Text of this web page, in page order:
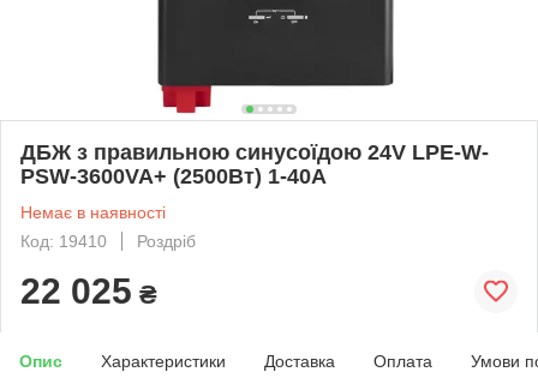
ДБЖ з правильною синусоїдою 24V LPE-W-
PSW-3600VA+ (2500Вт) 1-40A
Немає в наявності
Код: 19410
Роздріб
22 025 ₴
Опис Характеристики Доставка Оплата Умови